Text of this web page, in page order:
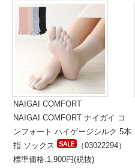
NAIGAI COMFORT
NAIGAI COMFORT ナイガイ コ
ンフォート ハイゲージシルク 5本
指 ソックス
（03022294）
標準価格:1,900円(税抜)